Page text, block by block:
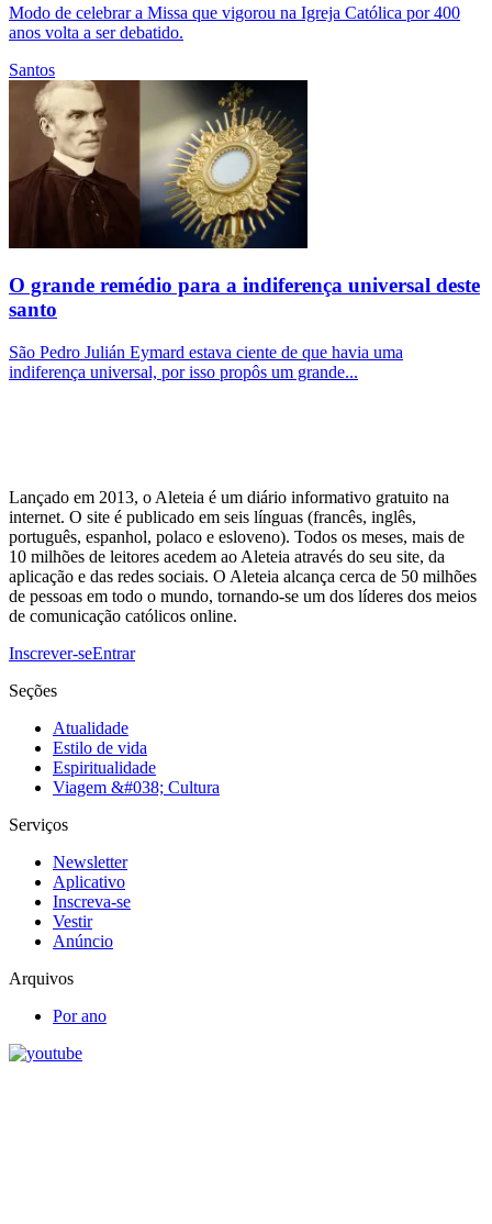
Modo de celebrar a Missa que vigorou na Igreja Católica por 400
anos volta a ser debatido.
Santos
O grande remédio para a indiferença universal deste
santo
São Pedro Julián Eymard estava ciente de que havia uma
indiferença universal, por isso propôs um grande...
Lançado em 2013, o Aleteia é um diário informativo gratuito na
internet. O site é publicado em seis línguas (francês, inglês,
português, espanhol, polaco e esloveno). Todos os meses, mais de
10 milhões de leitores acedem ao Aleteia através do seu site, da
aplicação e das redes sociais. O Aleteia alcança cerca de 50 milhões
de pessoas em todo o mundo, tornando-se um dos líderes dos meios
de comunicação católicos online.
Inscrever-seEntrar
Seções
Atualidade
Estilo de vida
Espiritualidade
Viagem &#038; Cultura
Serviços
Newsletter
Aplicativo
Inscreva-se
Vestir
Anúncio
Arquivos
Por ano